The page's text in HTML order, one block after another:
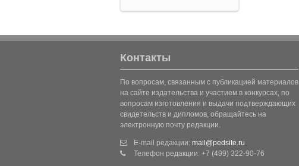
Контакты
По вопросам, связанным с публикацией материалов
на сайте издательства и участием в конкурсах, по
вопросам изготовления и выдачи подтверждающих
свидетельств и дипломов, обращайтесь на
электронную почту редакции.
E-mail редакции: mail@pedsite.ru
Телефон редакции: +7 (499) 322-90-76